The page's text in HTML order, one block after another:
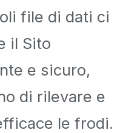
file di dati ci
il Sito
e sicuro,
di rilevare e
le frodi.